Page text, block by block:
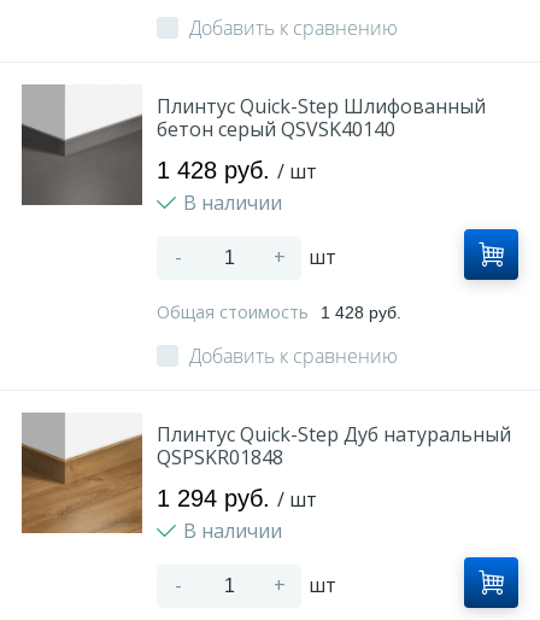
Добавить к сравнению
Плинтус Quick-Step Шлифованный
бетон серый QSVSK40140
1 428 руб. / шт
В наличии
- + шт
Общая стоимость 1 428 руб.
Добавить к сравнению
Плинтус Quick-Step Дуб натуральный
QSPSKR01848
1 294 руб. / шт
В наличии
- + шт